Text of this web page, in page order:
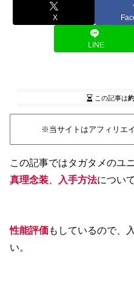
X
LINE
この記事は
※当サイトはアフィリエ
この記事ではタガタメのユ
真理念装
入手方法につい
性能評価もしているので、
い。